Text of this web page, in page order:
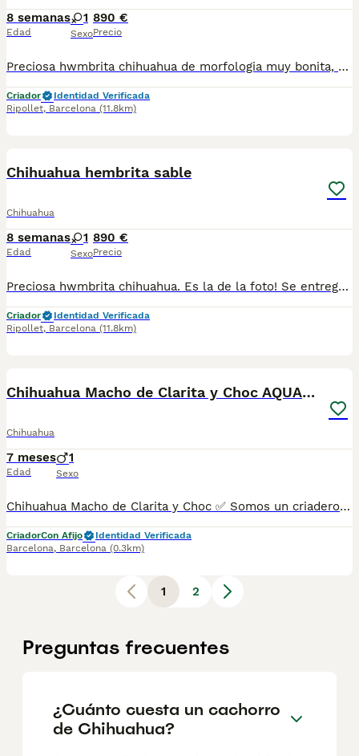
8 semanas
Edad
1
Sexo
890 €
Precio
Preciosa hwmbrita chihuahua de morfologia muy bonita, se entrega con toda documentacion al dia , vacunas y chip . Es la de las fotos. Atiendo WhatsApp 630714585 y llamadas
Criador
Identidad Verificada
Ripollet, Barcelona (11.8km)
Chihuahua hembrita sable
Chihuahua
8 semanas
Edad
1
Sexo
890 €
Precio
Preciosa hwmbrita chihuahua. Es la de la foto! Se entregara con vacunas y chip. Para mas información atiendo WhatsApp y telef 630714585
Criador
Identidad Verificada
Ripollet, Barcelona (11.8km)
Chihuahua Macho de Clarita y Choc AQUANATURA
Chihuahua
7 meses
Edad
1
Sexo
Chihuahua Macho de Clarita y Choc ✅ Somos un criadero autorizado y certificado por la Generalitat de Catalunya bajo el número de Núcleo Zoológico G25/00314. PARA MÁS INFORMACIÓN: ☎️ 933095977 📱 685878504 / 674320847 💻 Más fotos y vídeos en nuestra web www.aquanatura.es 🚙 Hacemos envíos 📌 Calle Roger de Flor 45, muy cerca del Arc de Triomf de Barcelona, de Lunes a Sábados. Se entregan con sus vacunas, desparasitados interna y externamente, con microchip y su registro, cartilla sanitaria y contrato de garantías, documentación legal y factura. AQUANATURA
CriadorCon Afijo
Identidad Verificada
Barcelona, Barcelona (0.3km)
1 2
Preguntas frecuentes
¿Cuánto cuesta un cachorro
de Chihuahua?